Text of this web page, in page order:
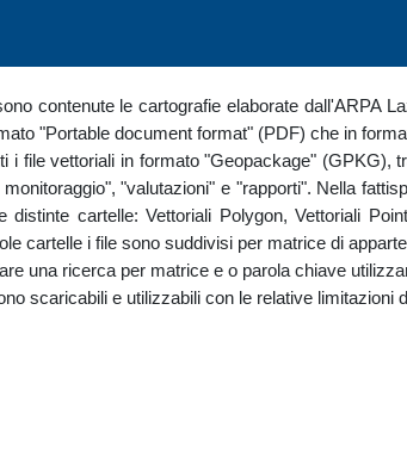
contenute le cartografie elaborate dall'ARPA
"Portable document format" (PDF) che in
i file vettoriali in formato "Geopackage" (GPKG),
"valutazioni" e "rapporti". Nella
distinte cartelle: Vettoriali Polygon, Vettoriali
cartelle i file sono suddivisi per matrice di
una ricerca per matrice e o parola chiave
scaricabili e utilizzabili con le relative limitazioni